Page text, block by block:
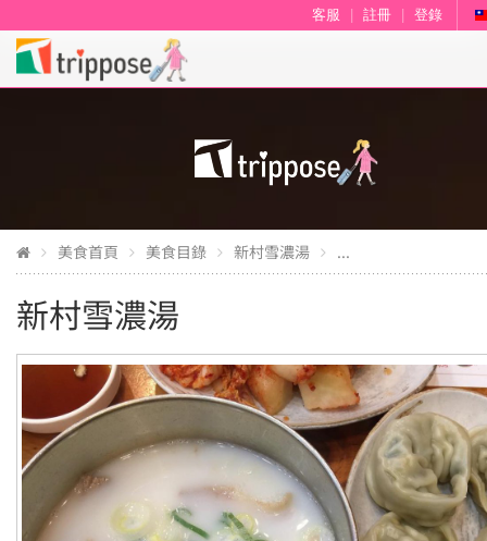
客服 註冊 登錄
美食首頁 美食目錄 新村雪濃湯 ...
新村雪濃湯